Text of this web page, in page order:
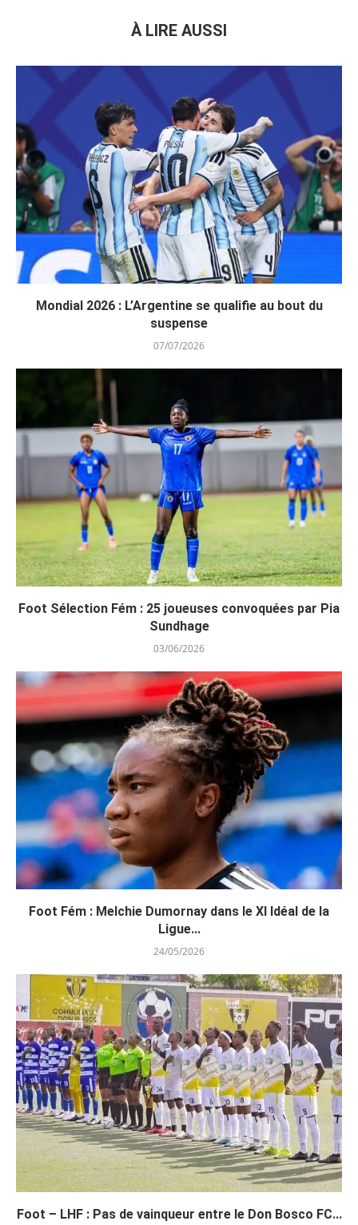
À LIRE AUSSI
Mondial 2026 : L’Argentine se qualifie au bout du
suspense
07/07/2026
Foot Sélection Fém : 25 joueuses convoquées par Pia
Sundhage
03/06/2026
Foot Fém : Melchie Dumornay dans le XI Idéal de la
Ligue...
24/05/2026
Foot – LHF : Pas de vainqueur entre le Don Bosco FC...